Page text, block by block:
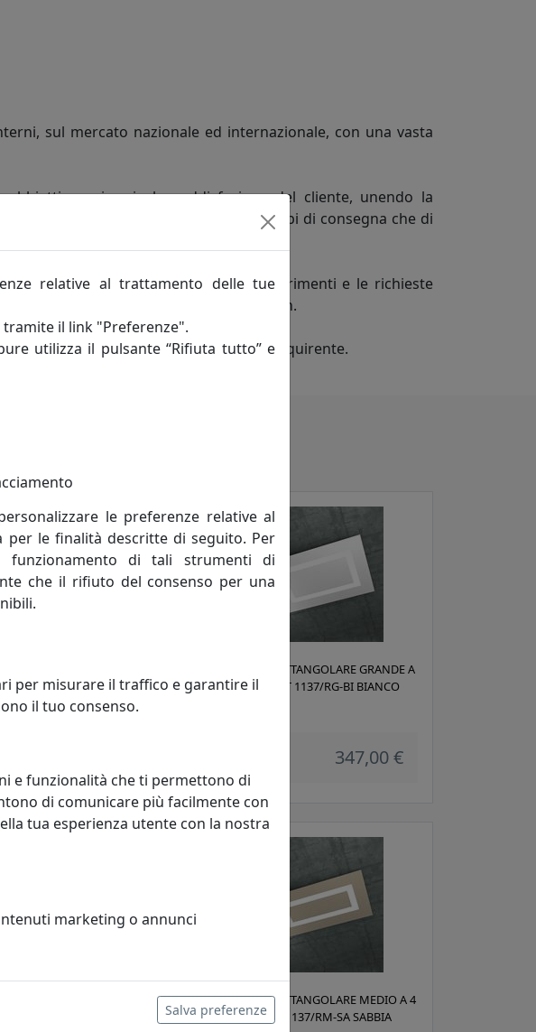
sul mercato nazionale ed internazionale, con una vasta
primario la soddisfazione del cliente, unendo la
ad un servizio sia in termini di tempi di consegna che di
da sempre attenta a cogliere i suggerimenti e le richieste
relativamente alle tendenze del design.
i disegni e le specifiche tecniche dell'acquirente.
1137/RP-GR GRIGIO
APPLIQUE RETTANGOLARE GRANDE A
4 LUCI CARPET 1137/RG-BI BIANCO
347,00 €
APPLIQUE RETTANGOLARE MEDIO A 4
LUCI CARPET 1137/RM-SA SABBIA
relative al trattamento delle tue
il link "Preferenze".
utilizza il pulsante “Rifiuta tutto” e
le preferenze relative al
per le finalità descritte di seguito. Per
di tali strumenti di
che il rifiuto del consenso per una
per misurare il traffico e garantire il
il tuo consenso.
e funzionalità che ti permettono di
di comunicare più facilmente con
tua esperienza utente con la nostra
marketing o annunci
Salva preferenze